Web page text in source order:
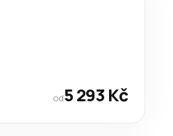
od5 293 Kč